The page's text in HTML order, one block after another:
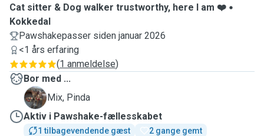
Cat sitter & Dog walker trustworthy, here I am ❤️
Kokkedal
Pawshakepasser siden januar 2026
<1 års erfaring
(1 anmeldelse)
Bor med ...
P
Mix, Pinda
Aktiv i Pawshake-fællesskabet
1 tilbagevendende gæst
2 gange gemt